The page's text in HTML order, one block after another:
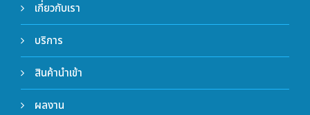
เกี่ยวกับเรา
บริการ
สินค้านำเข้า
ผลงาน